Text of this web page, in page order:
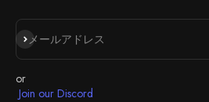
メールアドレス
登録
or
Join our Discord